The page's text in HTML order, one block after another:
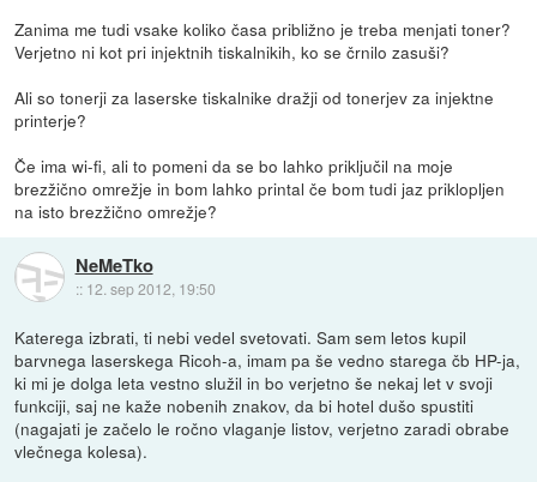
Zanima me tudi vsake koliko časa približno je treba menjati toner?
Verjetno ni kot pri injektnih tiskalnikih, ko se črnilo zasuši?
Ali so tonerji za laserske tiskalnike dražji od tonerjev za injektne
printerje?
Če ima wi-fi, ali to pomeni da se bo lahko priključil na moje
brezžično omrežje in bom lahko printal če bom tudi jaz priklopljen
na isto brezžično omrežje?
NeMeTko
:: 12. sep 2012, 19:50
Katerega izbrati, ti nebi vedel svetovati. Sam sem letos kupil
barvnega laserskega Ricoh-a, imam pa še vedno starega čb HP-ja,
ki mi je dolga leta vestno služil in bo verjetno še nekaj let v svoji
funkciji, saj ne kaže nobenih znakov, da bi hotel dušo spustiti
(nagajati je začelo le ročno vlaganje listov, verjetno zaradi obrabe
vlečnega kolesa).